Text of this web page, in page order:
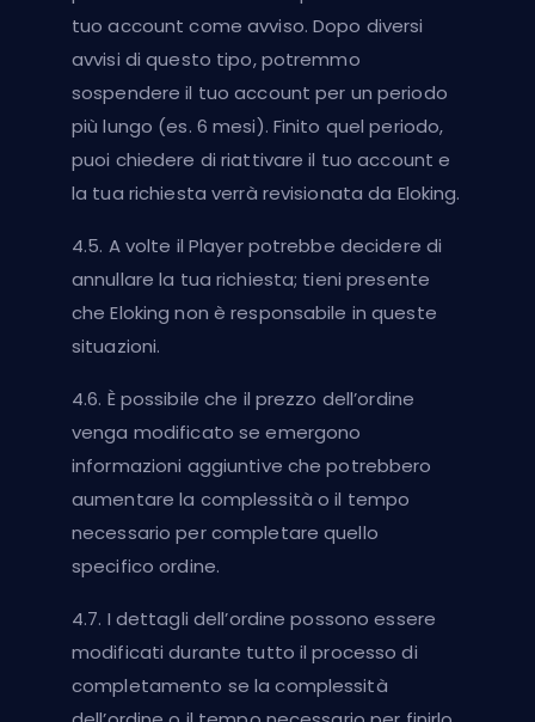
tuo account come avviso. Dopo diversi
avvisi di questo tipo, potremmo
sospendere il tuo account per un periodo
più lungo (es. 6 mesi). Finito quel periodo,
puoi chiedere di riattivare il tuo account e
la tua richiesta verrà revisionata da Eloking.
4.5. A volte il Player potrebbe decidere di
annullare la tua richiesta; tieni presente
che Eloking non è responsabile in queste
situazioni.
4.6. È possibile che il prezzo dell’ordine
venga modificato se emergono
informazioni aggiuntive che potrebbero
aumentare la complessità o il tempo
necessario per completare quello
specifico ordine.
4.7. I dettagli dell’ordine possono essere
modificati durante tutto il processo di
completamento se la complessità